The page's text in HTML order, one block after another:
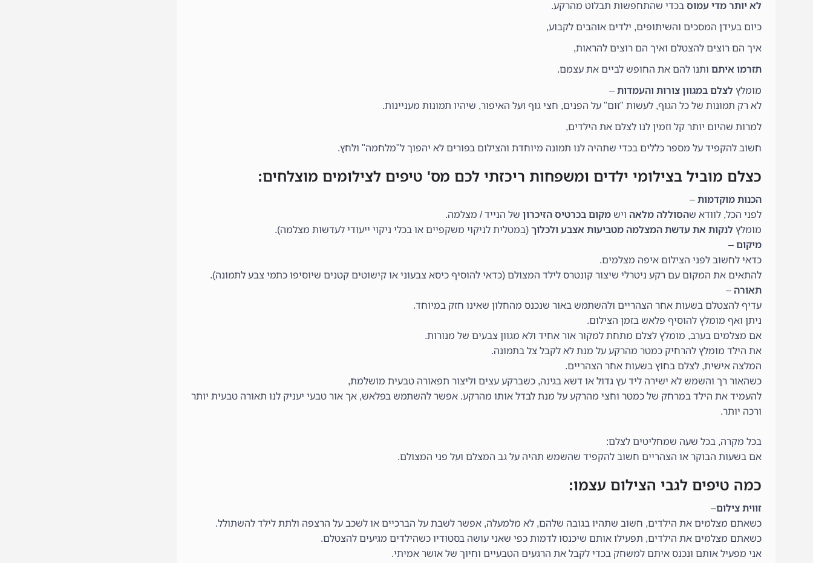
לא יותר מדי עמוס בכדי שהתחפשות תבלוט מהרקע.
כיום בעידן המסכים והשיתופים, ילדים אוהבים לקבוע,
איך הם רוצים להצטלם ואיך הם רוצים להראות,
תזרמו איתם ותנו להם את החופש לביים את עצמם.
מומלץ לצלם במגוון צורות והעמדות –
לא רק תמונות של כל הגוף, לעשות "זום" על הפנים, חצי גוף ועל האיפור, שיהיו תמונות מעניינות.
למרות שהיום יותר קל וזמין לנו לצלם את הילדים,
חשוב להקפיד על מספר כללים בכדי שתהיה לנו תמונה מיוחדת והצילום בפורים לא יהפוך ל"מלחמה" ולחץ.
כצלם מוביל בצילומי ילדים ומשפחות ריכזתי לכם מס' טיפים לצילומים מוצלחים:
הכנות מוקדמות –
לפני הכל, לוודא שהסוללה מלאה ויש מקום בכרטיס הזיכרון של הנייד / מצלמה.
מומלץ לנקות את עדשת המצלמה מטביעות אצבע ולכלוך (במטלית לניקוי משקפיים או בכלי ניקוי ייעודי לעדשות מצלמה).
מיקום –
כדאי לחשוב לפני הצילום איפה מצלמים.
להתאים את המקום עם רקע ניטרלי שיצור קונטרס לילד המצולם (כדאי להוסיף כיסא צבעוני או קישוטים קטנים שיוסיפו כתמי צבע לתמונה).
תאורה –
עדיף להצטלם בשעות אחר הצהריים ולהשתמש באור שנכנס מהחלון שאינו חזק במיוחד.
ניתן ואף מומלץ להוסיף פלאש בזמן הצילום.
אם מצלמים בערב, מומלץ לצלם מתחת למקור אור אחיד ולא מגוון צבעים של מנורות.
את הילד מומלץ להרחיק כמטר מהרקע על מנת לא לקבל צל בתמונה.
המלצה אישית, לצלם בחוץ בשעות אחר הצהריים.
כשהאור רך והשמש לא ישירה ליד עץ גדול או דשא בגינה, כשברקע עצים וליצור תפאורה טבעית מושלמת,
להעמיד את הילד במרחק של כמטר וחצי מהרקע על מנת לבדל אותו מהרקע. אפשר להשתמש בפלאש, אך אור טבעי יעניק לנו תאורה טבעית יותר
ורכה יותר.
בכל מקרה, בכל שעה שמחליטים לצלם:
אם בשעות הבוקר או הצהריים חשוב להקפיד שהשמש תהיה על גב המצלם ועל פני המצולם.
כמה טיפים לגבי הצילום עצמו:
זווית צילום–
כשאתם מצלמים את הילדים, חשוב שתהיו בגובה שלהם, לא מלמעלה, אפשר לשבת על הברכיים או לשכב על הרצפה ולתת לילד להשתולל.
כשאתם מצלמים את הילדים, תפעילו אותם שיכנסו לדמות כפי שאני עושה בסטודיו כשהילדים מגיעים להצטלם.
אני מפעיל אותם ונכנס איתם למשחק בכדי לקבל את הרגעים הטבעיים וחיוך של אושר אמיתי.